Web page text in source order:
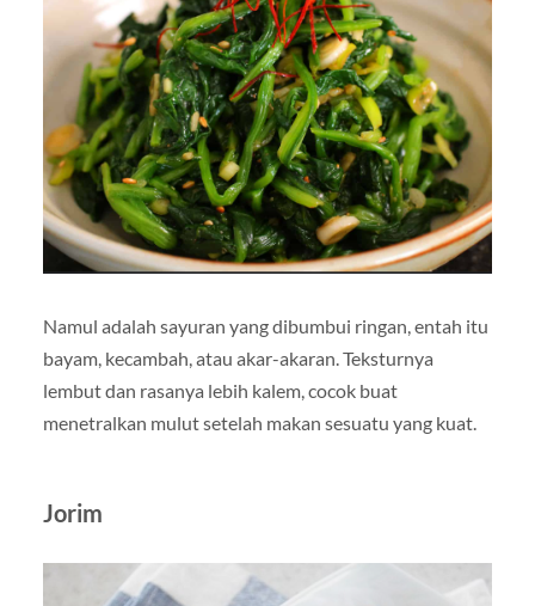
Namul adalah sayuran yang dibumbui ringan, entah itu
bayam, kecambah, atau akar-akaran. Teksturnya
lembut dan rasanya lebih kalem, cocok buat
menetralkan mulut setelah makan sesuatu yang kuat.
Jorim